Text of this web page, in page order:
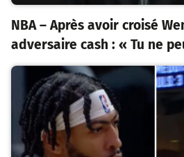
NBA – Après avoir croisé
adversaire cash : « Tu ne